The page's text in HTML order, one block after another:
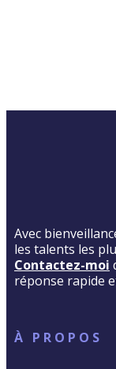
Avec
les talents les
Contactez-moi
réponse rapide
À PROPOS